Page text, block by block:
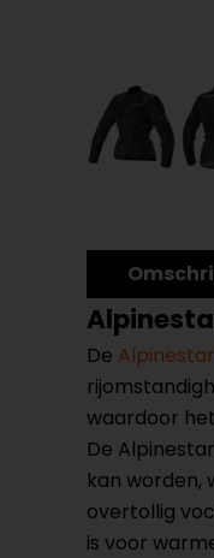
De
waardoor
De
kan
overtollig
is voor